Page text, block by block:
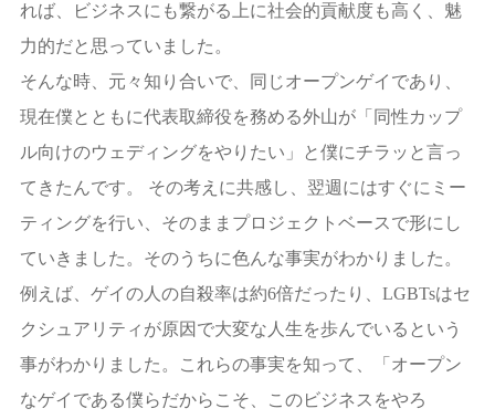
れば、ビジネスにも繋がる上に社会的貢献度も高く、魅
力的だと思っていました。
そんな時、元々知り合いで、同じオープンゲイであり、
現在僕とともに代表取締役を務める外山が「同性カップ
ル向けのウェディングをやりたい」と僕にチラッと言っ
てきたんです。 その考えに共感し、翌週にはすぐにミー
ティングを行い、そのままプロジェクトベースで形にし
ていきました。そのうちに色んな事実がわかりました。
例えば、ゲイの人の自殺率は約6倍だったり、LGBTsはセ
クシュアリティが原因で大変な人生を歩んでいるという
事がわかりました。これらの事実を知って、「オープン
なゲイである僕らだからこそ、このビジネスをやろ